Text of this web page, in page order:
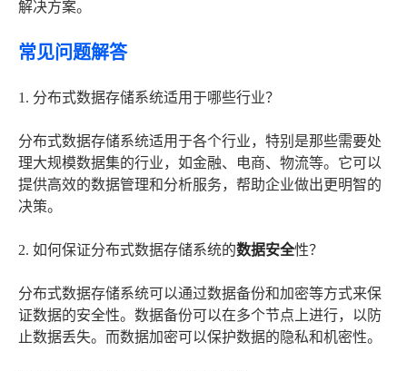
解决方案。
常见问题解答
1. 分布式数据存储系统适用于哪些行业？
分布式数据存储系统适用于各个行业，特别是那些需要处
理大规模数据集的行业，如金融、电商、物流等。它可以
提供高效的数据管理和分析服务，帮助企业做出更明智的
决策。
2. 如何保证分布式数据存储系统的数据安全性？
分布式数据存储系统可以通过数据备份和加密等方式来保
证数据的安全性。数据备份可以在多个节点上进行，以防
止数据丢失。而数据加密可以保护数据的隐私和机密性。